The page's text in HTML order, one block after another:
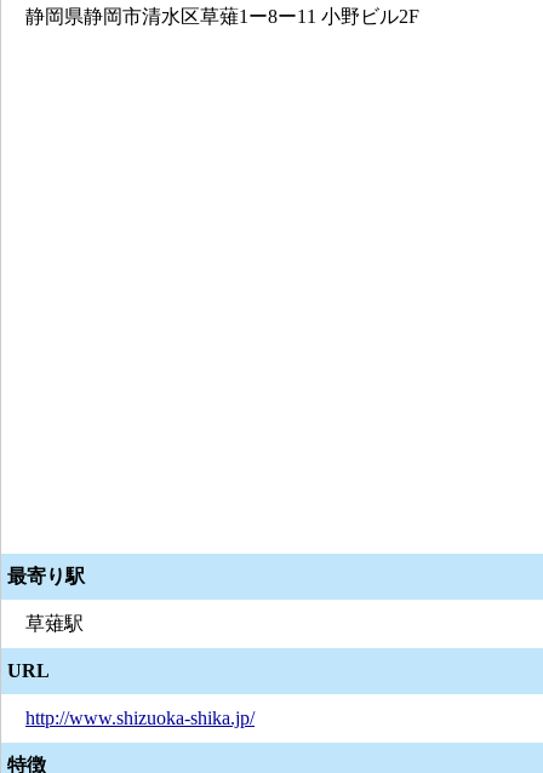
静岡県静岡市清水区草薙1ー8ー11 小野ビル2F
最寄り駅
草薙駅
URL
http://www.shizuoka-shika.jp/
特徴